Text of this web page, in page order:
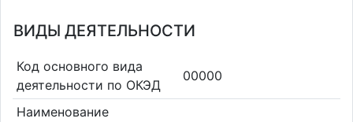
ВИДЫ ДЕЯТЕЛЬНОСТИ
Код основного вида
деятельности по ОКЭД
00000
Наименование